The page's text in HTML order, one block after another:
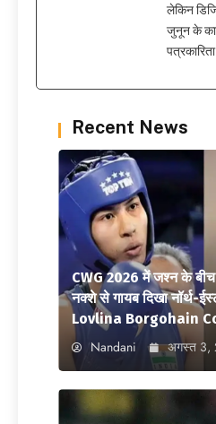
लेकिन
जुनून के
Recent News
CWG 2026 में जश्न के बीच
नक्शे से गायब दिखा नॉर्थ-
Lovlina Borgohain
Nandani अगस्त 3,